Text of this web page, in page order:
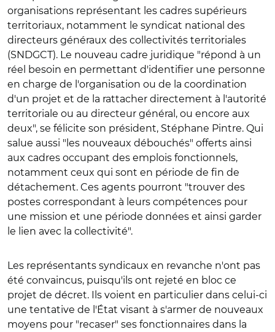
organisations représentant les cadres supérieurs
territoriaux, notamment le syndicat national des
directeurs généraux des collectivités territoriales
(SNDGCT). Le nouveau cadre juridique "répond à un
réel besoin en permettant d'identifier une personne
en charge de l'organisation ou de la coordination
d'un projet et de la rattacher directement à l'autorité
territoriale ou au directeur général, ou encore aux
deux", se félicite son président, Stéphane Pintre. Qui
salue aussi "les nouveaux débouchés" offerts ainsi
aux cadres occupant des emplois fonctionnels,
notamment ceux qui sont en période de fin de
détachement. Ces agents pourront "trouver des
postes correspondant à leurs compétences pour
une mission et une période données et ainsi garder
le lien avec la collectivité".
Les représentants syndicaux en revanche n'ont pas
été convaincus, puisqu'ils ont rejeté en bloc ce
projet de décret. Ils voient en particulier dans celui-ci
une tentative de l'État visant à s'armer de nouveaux
moyens pour "recaser" ses fonctionnaires dans la